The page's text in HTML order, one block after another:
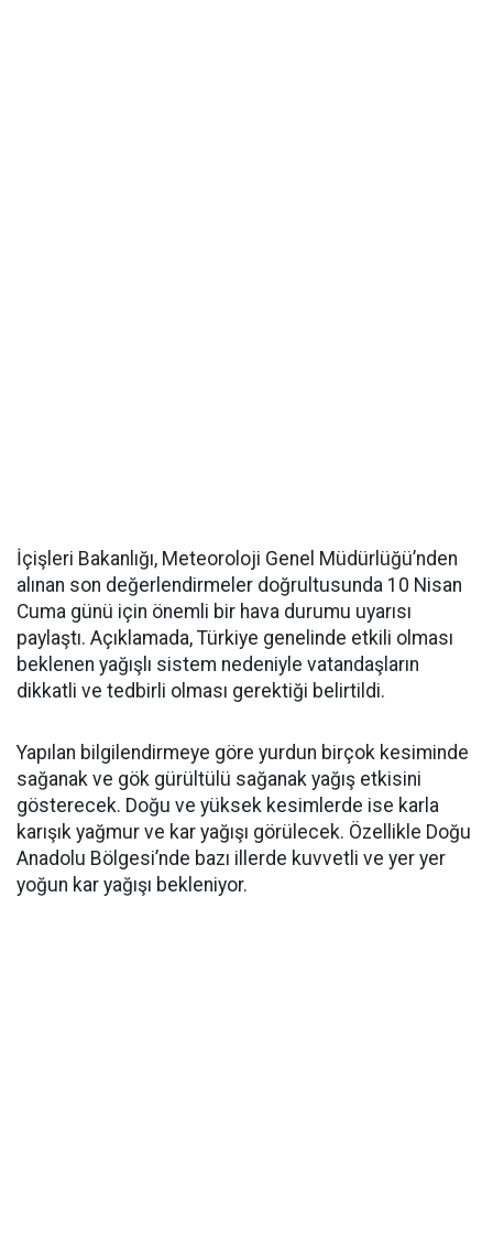
İçişleri Bakanlığı, Meteoroloji Genel Müdürlüğü’nden
alınan son değerlendirmeler doğrultusunda 10 Nisan
Cuma günü için önemli bir hava durumu uyarısı
paylaştı. Açıklamada, Türkiye genelinde etkili olması
beklenen yağışlı sistem nedeniyle vatandaşların
dikkatli ve tedbirli olması gerektiği belirtildi.
Yapılan bilgilendirmeye göre yurdun birçok kesiminde
sağanak ve gök gürültülü sağanak yağış etkisini
gösterecek. Doğu ve yüksek kesimlerde ise karla
karışık yağmur ve kar yağışı görülecek. Özellikle Doğu
Anadolu Bölgesi’nde bazı illerde kuvvetli ve yer yer
yoğun kar yağışı bekleniyor.